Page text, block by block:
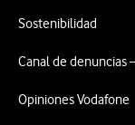
Sostenibilidad
Canal de denuncias
Opiniones Vodafone